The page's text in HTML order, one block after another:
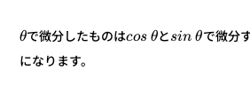
θで微分したものはcos θとsin θで微分
になります。